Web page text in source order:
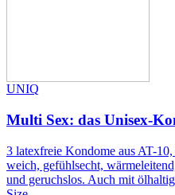
UNIQ
Multi Sex: das Unisex-
3 latexfreie Kondome aus AT-
weich, gefühlsecht,
und geruchslos. Auch mit